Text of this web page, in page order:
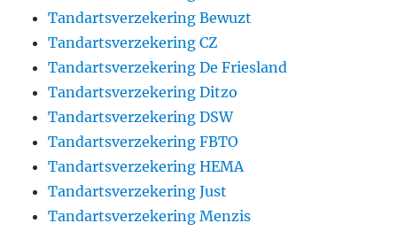
Tandartsverzekering Bewuzt
Tandartsverzekering CZ
Tandartsverzekering De Friesland
Tandartsverzekering Ditzo
Tandartsverzekering DSW
Tandartsverzekering FBTO
Tandartsverzekering HEMA
Tandartsverzekering Just
Tandartsverzekering Menzis